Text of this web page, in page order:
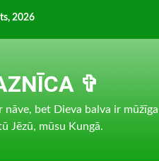
2026
✞
nāve, bet Dieva balva ir mūžīga
Jēzū, mūsu Kungā.